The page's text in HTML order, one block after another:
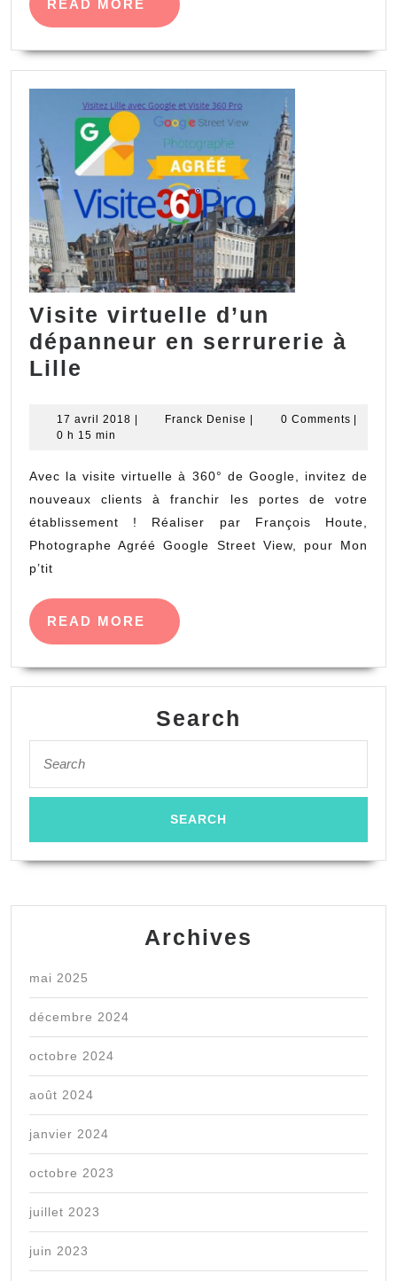
READ MORE
READ
MORE
Visite virtuelle d’un
dépanneur en serrurerie à
Lille
d’un
dépanneur
en
serrurerie
à
Lille
17 avril 2018 17
| Franck Denise Franck
| 0 Comments |
0 h 15 min
Avec la visite virtuelle à 360° de Google, invitez de
nouveaux clients à franchir les portes de votre
établissement ! Réaliser par François Houte,
Photographe Agréé Google Street View, pour Mon
p’tit
READ MORE
READ
MORE
Search
for:
Archives
mai 2025
décembre 2024
octobre 2024
août 2024
janvier 2024
octobre 2023
juillet 2023
juin 2023